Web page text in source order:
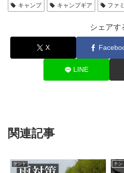
キャンプ
キャンプギア ファ
シェアす
X
LINE
関連記事
テント テン